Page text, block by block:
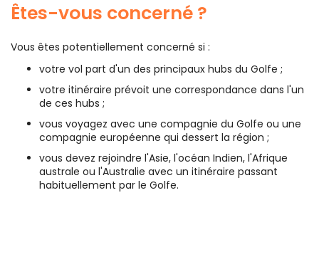
Êtes-vous concerné ?
Vous êtes potentiellement concerné si :
votre vol part d'un des principaux hubs du Golfe ;
votre itinéraire prévoit une correspondance dans l'un
de ces hubs ;
vous voyagez avec une compagnie du Golfe ou une
compagnie européenne qui dessert la région ;
vous devez rejoindre l'Asie, l'océan Indien, l'Afrique
australe ou l'Australie avec un itinéraire passant
habituellement par le Golfe.